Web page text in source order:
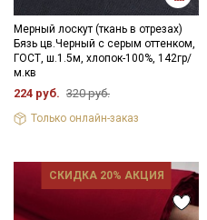
Мерный лоскут (ткань в отрезах)
Бязь цв.Черный с серым оттенком,
ГОСТ, ш.1.5м, хлопок-100%, 142гр/
м.кв
224 руб. 320 руб.
Только онлайн-заказ
СКИДКА 20% АКЦИЯ